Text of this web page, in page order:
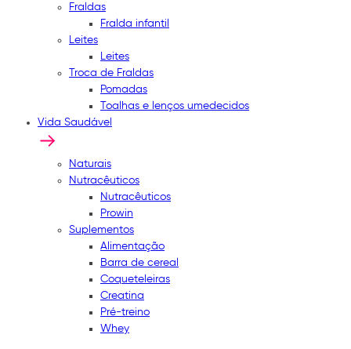
Fraldas
Fralda infantil
Leites
Leites
Troca de Fraldas
Pomadas
Toalhas e lenços umedecidos
Vida Saudável
Naturais
Nutracêuticos
Nutracêuticos
Prowin
Suplementos
Alimentação
Barra de cereal
Coqueteleiras
Creatina
Pré-treino
Whey